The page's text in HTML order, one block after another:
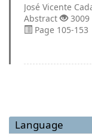
José Vicente
Abstract
3009
Page 105-153
Language